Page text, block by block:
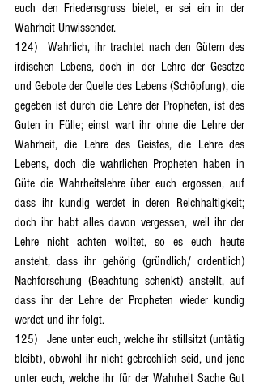
euch den Friedensgruss bietet, er sei ein in der
Wahrheit Unwissender.
124)	Wahrlich, ihr trachtet nach den Gütern des
irdischen Lebens, doch in der Lehre der Gesetze
und Gebote der Quelle des Lebens (Schöpfung), die
gegeben ist durch die Lehre der Propheten, ist des
Guten in Fülle; einst wart ihr ohne die Lehre der
Wahrheit, die Lehre des Geistes, die Lehre des
Lebens, doch die wahrlichen Propheten haben in
Güte die Wahrheitslehre über euch ergossen, auf
dass ihr kundig werdet in deren Reichhaltigkeit;
doch ihr habt alles davon vergessen, weil ihr der
Lehre nicht achten wolltet, so es euch heute
ansteht, dass ihr gehörig (gründlich/ ordentlich)
Nachforschung (Beachtung schenkt) anstellt, auf
dass ihr der Lehre der Propheten wieder kundig
werdet und ihr folgt.
125)	Jene unter euch, welche ihr stillsitzt (untätig
bleibt), obwohl ihr nicht gebrechlich seid, und jene
unter euch, welche ihr für der Wahrheit Sache Gut